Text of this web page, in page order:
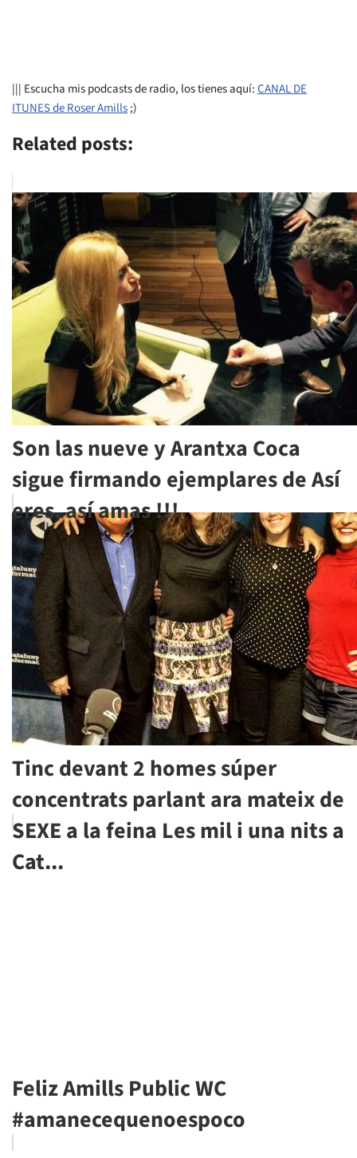
||| Escucha mis podcasts de radio, los tienes aquí:CANAL DE
ITUNES de Roser Amills;)
Related posts:
Son las nueve y Arantxa Coca
sigue firmando ejemplares de Así
eres, así amas !!!
Tinc devant 2 homes súper
concentrats parlant ara mateix de
SEXE a la feina Les mil i una nits a
Cat...
Feliz Amills Public WC
#amanecequenoespoco